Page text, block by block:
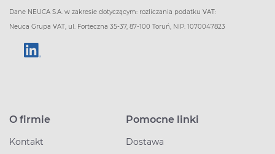
Dane NEUCA S.A. w zakresie dotyczącym: rozliczania podatku VAT:
Neuca Grupa VAT, ul. Forteczna 35-37, 87-100 Toruń, NIP: 1070047823
O firmie
Kontakt
Pomocne linki
Dostawa